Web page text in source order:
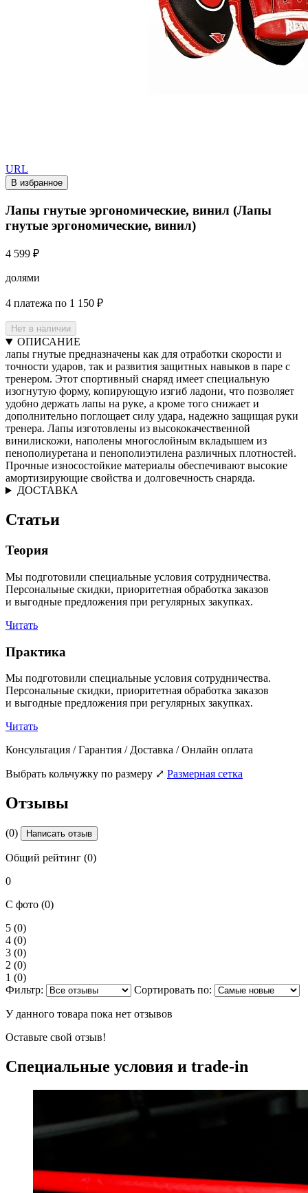
URL
В избранное
Лапы гнутые эргономические, винил (Лапы
гнутые эргономические, винил)
4 599 ₽
долями
4 платежа по 1 150 ₽
Нет в наличии
ОПИСАНИЕ
лапы гнутые предназначены как для отработки скорости и
точности ударов, так и развития защитных навыков в паре с
тренером. Этот спортивный снаряд имеет специальную
изогнутую форму, копирующую изгиб ладони, что позволяет
удобно держать лапы на руке, а кроме того снижает и
дополнительно поглощает силу удара, надежно защищая руки
тренера. Лапы изготовлены из высококачественной
винилискожи, наполены многослойным вкладышем из
пенополиуретана и пенополиэтилена различных плотностей.
Прочные износостойкие материалы обеспечивают высокие
амортизирующие свойства и долговечность снаряда.
ДОСТАВКА
Статьи
Теория
Мы подготовили специальные условия сотрудничества.
Персональные скидки, приоритетная обработка заказов
и выгодные предложения при регулярных закупках.
Читать
Практика
Мы подготовили специальные условия сотрудничества.
Персональные скидки, приоритетная обработка заказов
и выгодные предложения при регулярных закупках.
Читать
Консультация / Гарантия / Доставка / Онлайн оплата
Выбрать кольчужку по размеру ⤢ Размерная сетка
Отзывы
(0) Написать отзыв
Общий рейтинг (0)
0
С фото (0)
5 (0)
4 (0)
3 (0)
2 (0)
1 (0)
Фильтр:
Сортировать по:
У данного товара пока нет отзывов
Оставьте свой отзыв!
Специальные условия и trade-in